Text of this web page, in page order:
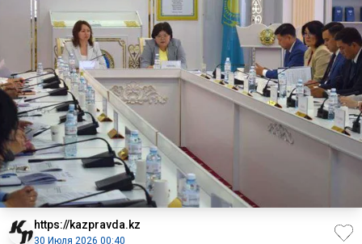
https://kazpravda.kz
30 Июля 2026 00:40